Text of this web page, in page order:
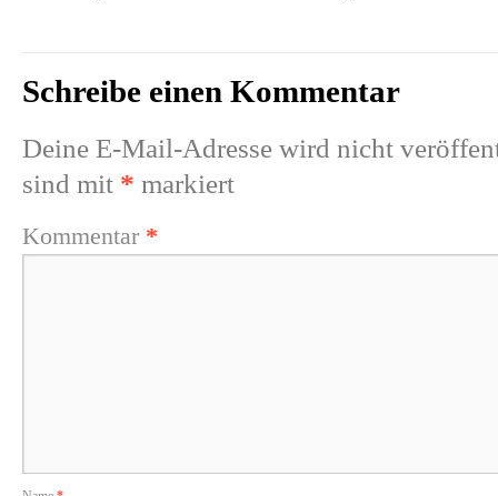
Schreibe einen Kommentar
Deine E-Mail-Adresse wird nicht
sind mit * markiert
Kommentar *